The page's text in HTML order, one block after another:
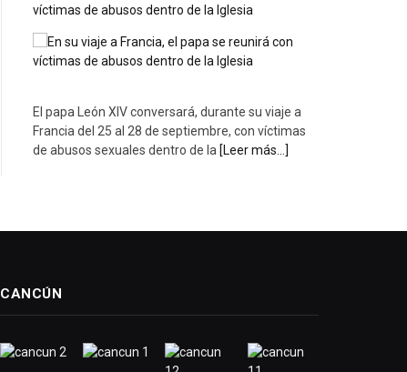
víctimas de abusos dentro de la Iglesia
El papa León XIV conversará, durante su viaje a
Francia del 25 al 28 de septiembre, con víctimas
de abusos sexuales dentro de la [Leer más...]
CANCÚN